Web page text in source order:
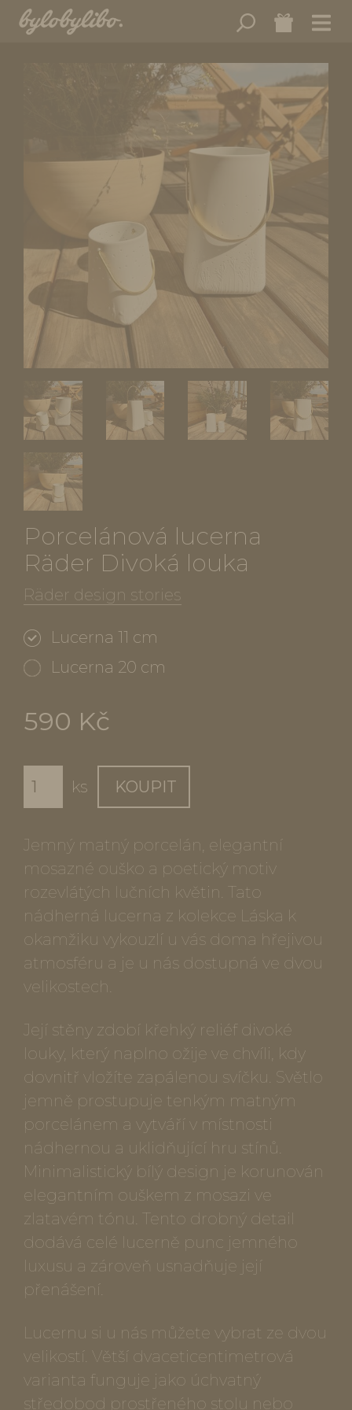
Porcelánová lucerna
Räder Divoká louka
Räder design stories
Lucerna 11 cm
Lucerna 20 cm
590 Kč
ks KOUPIT
Jemný matný porcelán, elegantní
mosazné ouško a poetický motiv
rozevlátých lučních květin. Tato
nádherná lucerna z kolekce Láska k
okamžiku vykouzlí u vás doma hřejivou
atmosféru a je u nás dostupná ve dvou
velikostech.
Její stěny zdobí křehký reliéf divoké
louky, který naplno ožije ve chvíli, kdy
dovnitř vložíte zapálenou svíčku. Světlo
jemně prostupuje tenkým matným
porcelánem a vytváří v místnosti
nádhernou a uklidňující hru stínů.
Minimalistický bílý design je korunován
elegantním ouškem z mosazi ve
zlatavém tónu. Tento drobný detail
dodává celé lucerně punc jemného
luxusu a zároveň usnadňuje její
přenášení.
Lucernu si u nás můžete vybrat ze dvou
velikostí. Větší dvaceticentimetrová
varianta funguje jako úchvatný
středobod prostřeného stolu nebo